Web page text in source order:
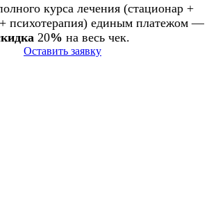
курса лечения (стационар +
психотерапия) единым платежом —
20% на весь чек.
Оставить заявку